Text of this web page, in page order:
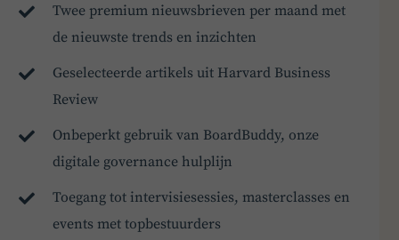
Twee premium nieuwsbrieven per maand met
de nieuwste trends en inzichten
Geselecteerde artikels uit Harvard Business
Review
Onbeperkt gebruik van BoardBuddy, onze
digitale governance hulplijn
Toegang tot intervisiesessies, masterclasses en
events met topbestuurders